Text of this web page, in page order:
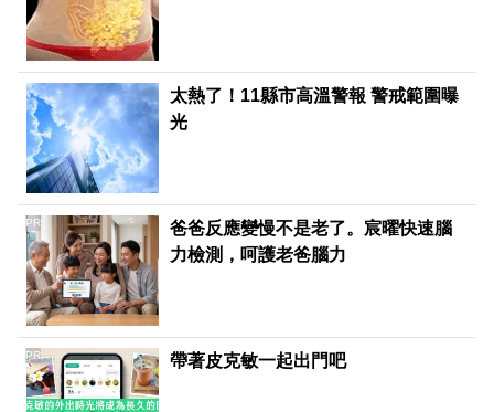
太熱了！11縣市高溫警報 警戒範圍曝
光
爸爸反應變慢不是老了。宸曜快速腦
力檢測，呵護老爸腦力
PR
帶著皮克敏一起出門吧
PR